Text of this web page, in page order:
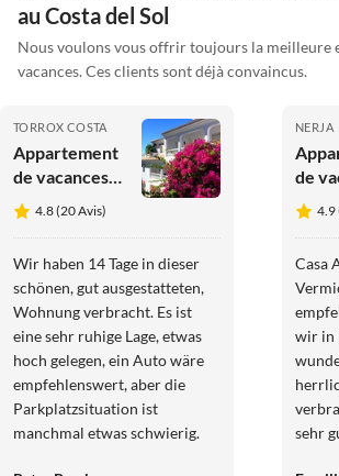
au Costa del Sol
Nous voulons vous offrir toujours la meilleure
vacances. Ces clients sont déjà convaincus.
TORROX COSTA
Appartement
de vacances
/Appartement
Montemar
4.8 (20 Avis)
Wir haben 14 Tage in dieser
schönen, gut ausgestatteten,
Wohnung verbracht. Es ist
eine sehr ruhige Lage, etwas
hoch gelegen, ein Auto wäre
empfehlenswert, aber die
Parkplatzsituation ist
manchmal etwas schwierig.
NERJA
de
4.9
Casa
wir in
sehr